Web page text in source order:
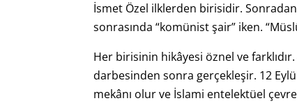
İsmet Özel ilklerden birisidir.
sonrasında “komünist şair” iken.
Her birisinin hikâyesi öznel ve
darbesinden sonra gerçekleşir. 12
mekânı olur ve İslami entelektüel